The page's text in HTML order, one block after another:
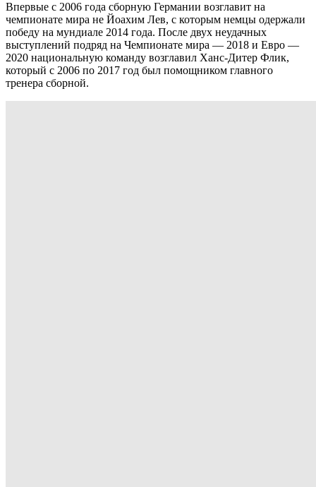
Впервые с 2006 года сборную Германии возглавит на
чемпионате мира не Йоахим Лев, с которым немцы одержали
победу на мундиале 2014 года. После двух неудачных
выступлений подряд на Чемпионате мира — 2018 и Евро —
2020 национальную команду возглавил Ханс-Дитер Флик,
который с 2006 по 2017 год был помощником главного
тренера сборной.